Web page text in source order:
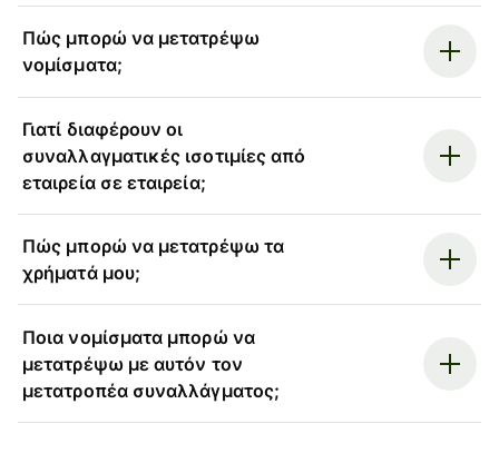
Πώς μπορώ να μετατρέψω
νομίσματα;
Γιατί διαφέρουν οι
συναλλαγματικές ισοτιμίες από
εταιρεία σε εταιρεία;
Πώς μπορώ να μετατρέψω τα
χρήματά μου;
Ποια νομίσματα μπορώ να
μετατρέψω με αυτόν τον
μετατροπέα συναλλάγματος;